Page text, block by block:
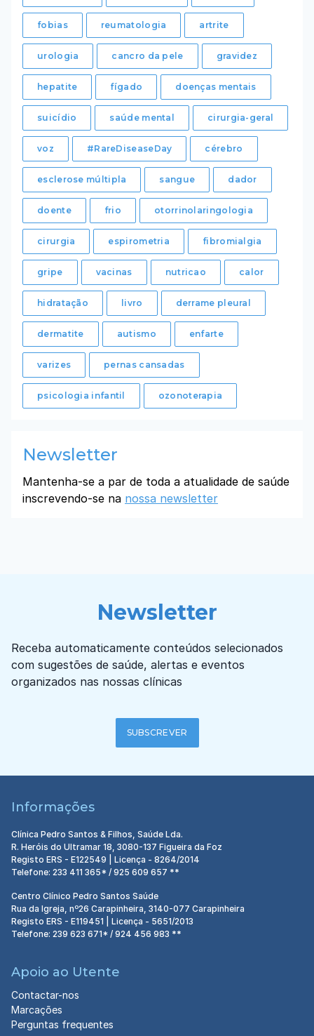
fobias reumatologia artrite
urologia cancro da pele gravidez
hepatite fígado doenças mentais
suicídio saúde mental cirurgia-geral
voz #RareDiseaseDay cérebro
esclerose múltipla sangue dador
doente frio otorrinolaringologia
cirurgia espirometria fibromialgia
gripe vacinas nutricao calor
hidratação livro derrame pleural
dermatite autismo enfarte
varizes pernas cansadas
psicologia infantil ozonoterapia
Newsletter
Mantenha-se a par de toda a atualidade de saúde
inscrevendo-se na nossa newsletter
Newsletter
Receba automaticamente conteúdos selecionados
com sugestões de saúde, alertas e eventos
organizados nas nossas clínicas
SUBSCREVER
Informações
Clínica Pedro Santos & Filhos, Saúde Lda.
R. Heróis do Ultramar 18, 3080-137 Figueira da Foz
Registo ERS - E122549 | Licença - 8264/2014
Telefone: 233 411 365* / 925 609 657 **
Centro Clínico Pedro Santos Saúde
Rua da Igreja, nº26 Carapinheira, 3140-077 Carapinheira
Registo ERS - E119451 | Licença - 5651/2013
Telefone: 239 623 671* / 924 456 983 **
Apoio ao Utente
Contactar-nos
Marcações
Perguntas frequentes